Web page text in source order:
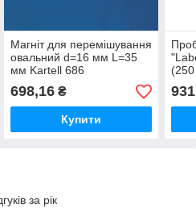
Магніт для перемішування
овальний d=16 мм L=35
мм Kartell 686
698,16₴
Купити
за рік